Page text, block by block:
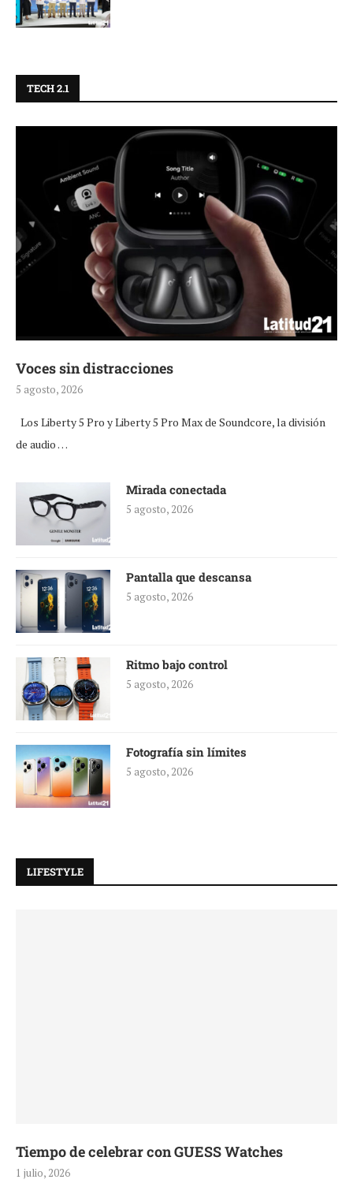
TECH 2.1
Voces sin distracciones
5 agosto, 2026
Los Liberty 5 Pro y Liberty 5 Pro Max de Soundcore, la división
de audio …
Mirada conectada
5 agosto, 2026
Pantalla que descansa
5 agosto, 2026
Ritmo bajo control
5 agosto, 2026
Fotografía sin límites
5 agosto, 2026
LIFESTYLE
Tiempo de celebrar con GUESS Watches
1 julio, 2026